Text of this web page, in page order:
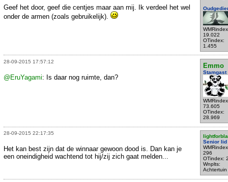
19.022
OTindex:
1.455
Geef het door, geef die centjes maar aan mij. Ik verdeel het wel
onder de armen (zoals gebruikelijk).
28-09-2015 17:57:12
Emmo
Stamgast
73.605
OTindex:
28.969
@EruYagami: Is daar nog ruimte, dan?
28-09-2015 22:17:35
Senior lid
296
OTindex:
Wnplts:
Achtertuin
Het kan best zijn dat de winnaar gewoon dood is. Dan kan je
een oneindigheid wachtend tot hij/zij zich gaat melden...